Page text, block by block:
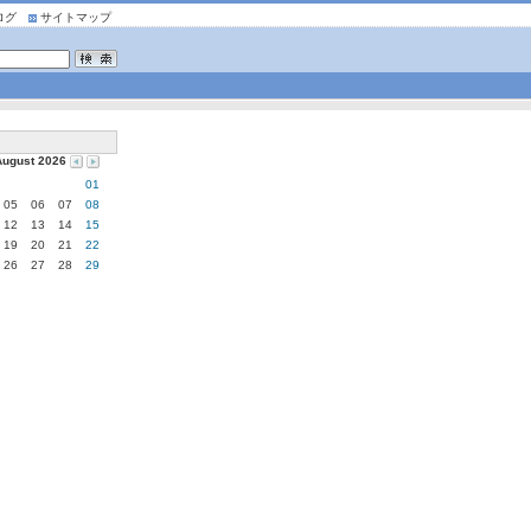
グ サイトマップ
2026
01
05 06 07
08
12 13 14
15
19 20 21
22
26 27 28
29